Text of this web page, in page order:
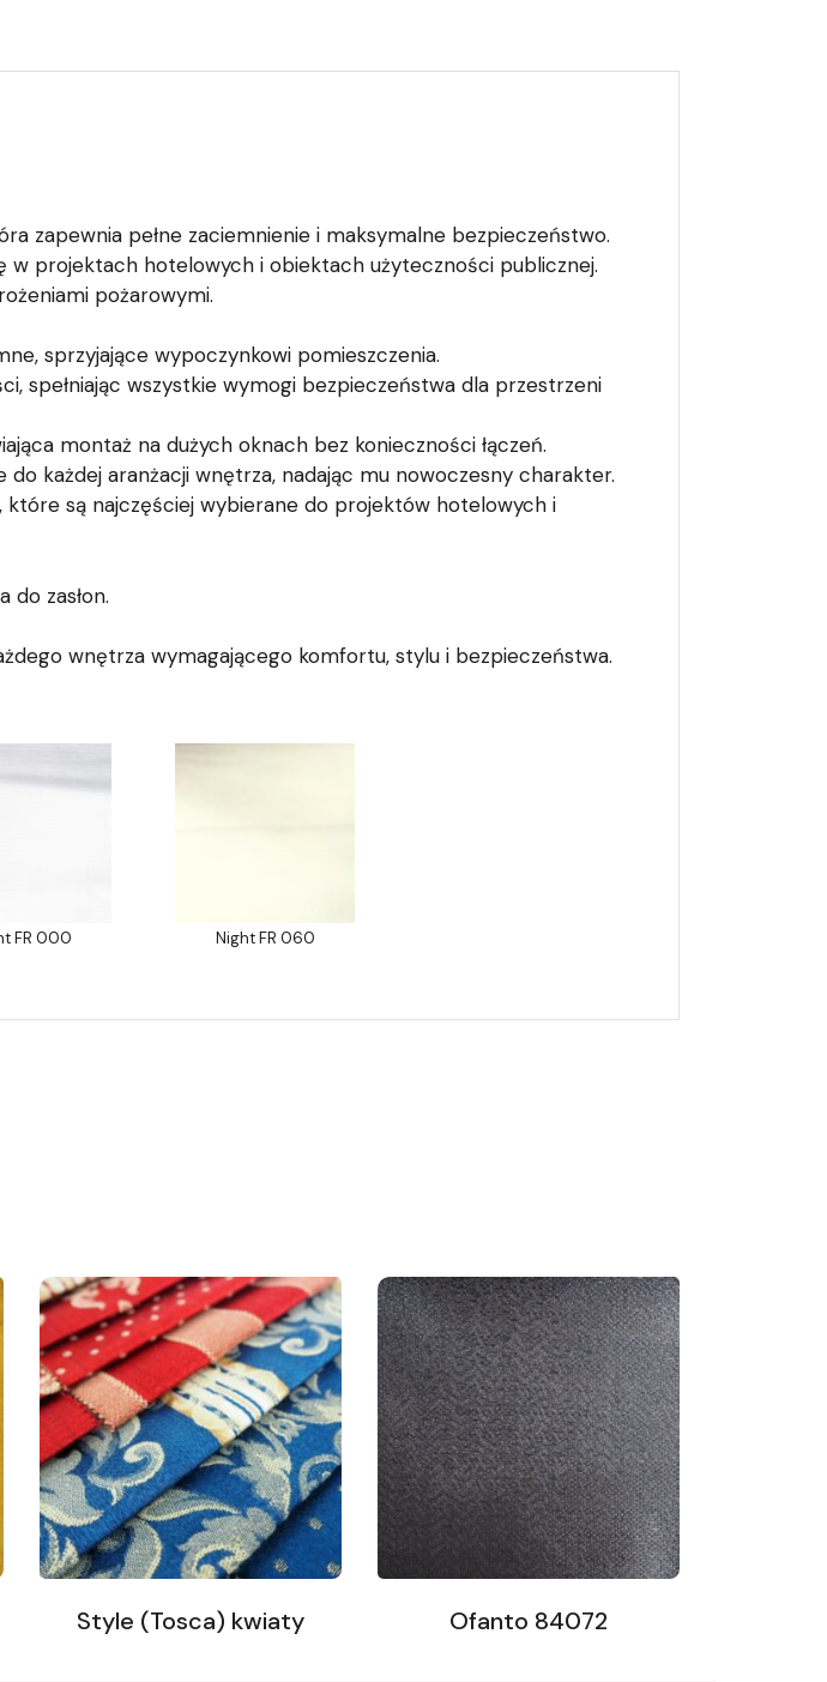
zapewnia pełne zaciemnienie i maksymalne bezpieczeństwo.
w projektach hotelowych i obiektach użyteczności publicznej.
pożarowymi.
sprzyjające wypoczynkowi pomieszczenia.
spełniając wszystkie wymogi bezpieczeństwa dla przestrzeni
montaż na dużych oknach bez konieczności łączeń.
do każdej aranżacji wnętrza, nadając mu nowoczesny charakter.
które są najczęściej wybierane do projektów hotelowych i
do zasłon.
wnętrza wymagającego komfortu, stylu i bezpieczeństwa.
FR 000 Night FR 060
Style (Tosca) kwiaty Ofanto 84072